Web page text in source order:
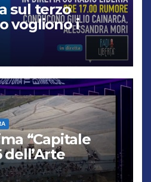
sul terzo
vogliono i
lo capisce
“Capitale
dell’Arte